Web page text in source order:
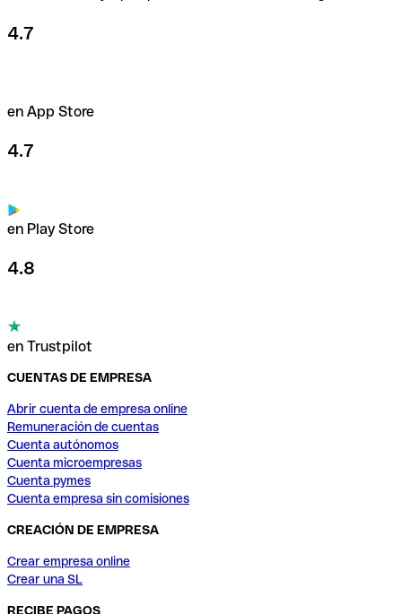
Usa nuestras tarjetas
4.7
en App Store
4.7
en Play Store
4.8
en Trustpilot
CUENTAS DE EMPRESA
Abrir cuenta de empresa online
Remuneración de cuentas
Cuenta autónomos
Cuenta microempresas
Cuenta pymes
Cuenta empresa sin comisiones
CREACIÓN DE EMPRESA
Crear empresa online
Crear una SL
RECIBE PAGOS